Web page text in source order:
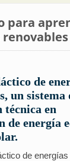
para
renovables
de
un sistema
técnica en
de energía
de